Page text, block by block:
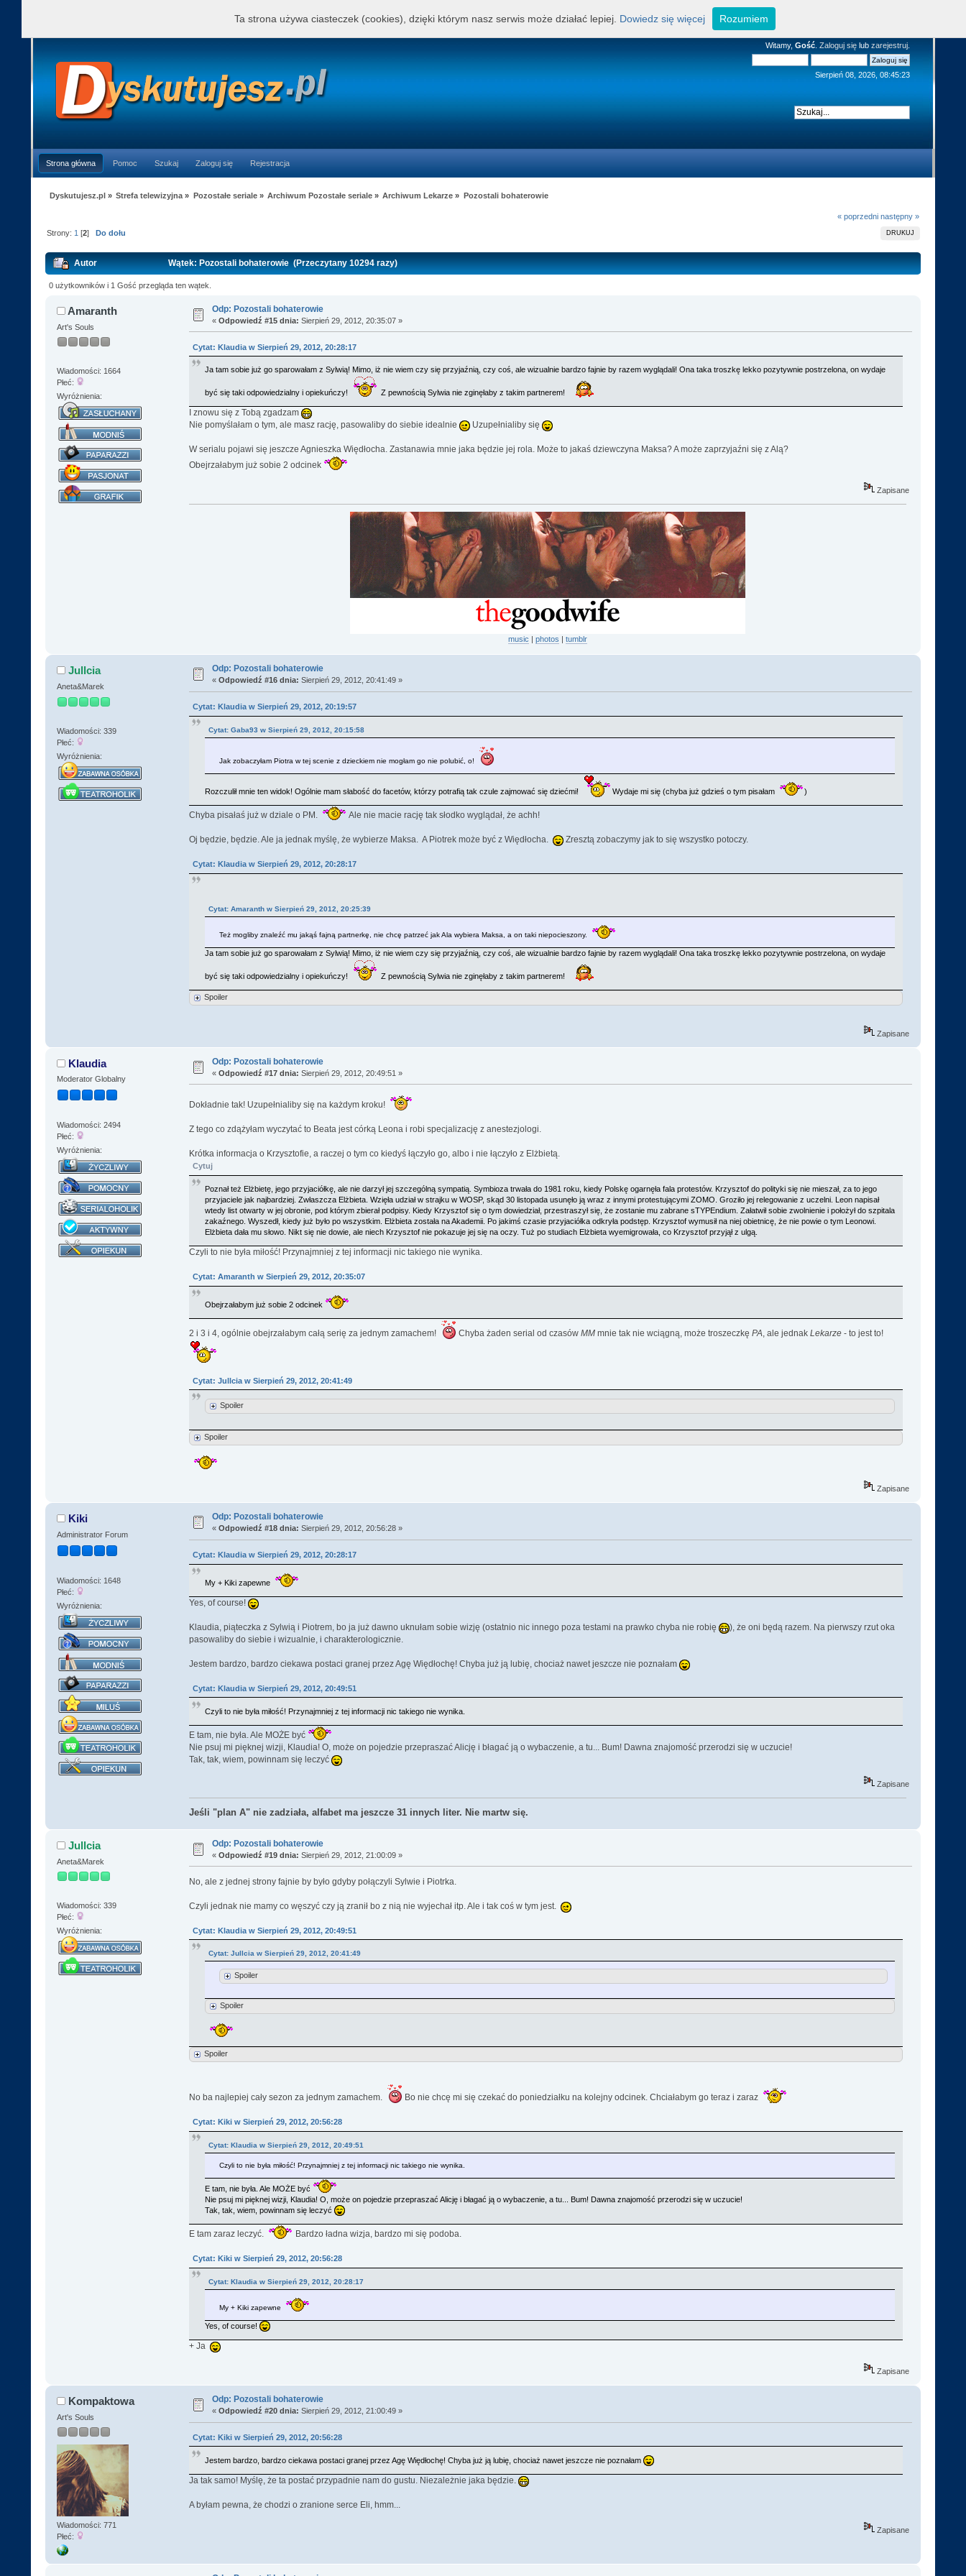
Witamy,Gość .Zaloguj się lubzarejestruj
Sierpień 08, 2026, 08:45:23
Strona główna Pomoc Szukaj Zaloguj się Rejestracja
Dyskutujesz.pl » Strefa telewizyjna » Pozostałe seriale» Archiwum Pozostałe seriale » Archiwum Lekarze » Pozostali bohaterowie
« poprzedni następny »
DRUKUJ
Strony: 1 [2]Do dołu
Autor Wątek: Pozostali bohaterowie (Przeczytany 10294 razy)
0 użytkowników i 1 Gość przegląda ten wątek.
Amaranth
Art's Souls
Wiadomości: 1664
Płeć:
Wyróżnienia:
Odp: Pozostali bohaterowie
« Odpowiedź #15 dnia: Sierpień 29, 2012, 20:35:07 »
Cytat: Klaudia w Sierpień 29, 2012, 20:28:17
Ja tam sobie już go sparowałam z Sylwią! Mimo, iż nie wiem czy się przyjaźnią, czy coś, ale wizualnie bardzo fajnie by razem wyglądali! Ona taka troszkę lekko pozytywnie postrzelona, on wydaje
być się taki odpowiedzialny i opiekuńczy! Z pewnością Sylwia nie zginęłaby z takim partnerem!
I znowu się z Tobą zgadzam
Nie pomyślałam o tym, ale masz rację, pasowaliby do siebie idealnie
Uzupełnialiby się
W serialu pojawi się jeszcze Agnieszka Więdłocha. Zastanawia mnie jaka będzie jej rola. Może to jakaś dziewczyna Maksa? A może zaprzyjaźni się z Alą?
Obejrzałabym już sobie 2 odcinek
Zapisane
music photos tumblr
Jullcia
Aneta&Marek
Wiadomości: 339
Płeć:
Wyróżnienia:
Odp: Pozostali bohaterowie
« Odpowiedź #16 dnia: Sierpień 29, 2012, 20:41:49 »
Cytat: Klaudia w Sierpień 29, 2012, 20:19:57
Cytat: Gaba93 w Sierpień 29, 2012, 20:15:58
Jak zobaczyłam Piotra w tej scenie z dzieckiem nie mogłam go nie polubić, o!
Rozczulił mnie ten widok! Ogólnie mam słabość do facetów, którzy potrafią tak czule zajmować się dziećmi! Wydaje mi się (chyba już gdzieś o tym pisałam )
Chyba pisałaś już w dziale o PM. Ale nie macie rację tak słodko wyglądał, że achh!
Oj będzie, będzie. Ale ja jednak myślę, że wybierze Maksa. A Piotrek może być z Więdłocha. Zresztą zobaczymy jak to się wszystko potoczy.
Cytat: Klaudia w Sierpień 29, 2012, 20:28:17
Cytat: Amaranth w Sierpień 29, 2012, 20:25:39
Też mogliby znaleźć mu jakąś fajną partnerkę, nie chcę patrzeć jak Ala wybiera Maksa, a on taki niepocieszony.
Ja tam sobie już go sparowałam z Sylwią! Mimo, iż nie wiem czy się przyjaźnią, czy coś, ale wizualnie bardzo fajnie by razem wyglądali! Ona taka troszkę lekko pozytywnie postrzelona, on wydaje
być się taki odpowiedzialny i opiekuńczy! Z pewnością Sylwia nie zginęłaby z takim partnerem!
Spoiler
Zapisane
Klaudia
Moderator Globalny
Wiadomości: 2494
Płeć:
Wyróżnienia:
Odp: Pozostali bohaterowie
« Odpowiedź #17 dnia: Sierpień 29, 2012, 20:49:51 »
Dokładnie tak! Uzupełnialiby się na każdym kroku!
Z tego co zdążyłam wyczytać to Beata jest córką Leona i robi specjalizację z anestezjologi.
Krótka informacja o Krzysztofie, a raczej o tym co kiedyś łączyło go, albo i nie łączyło z Elżbietą.
Cytuj
Poznał też Elżbietę, jego przyjaciółkę, ale nie darzył jej szczególną sympatią. Symbioza trwała do 1981 roku, kiedy Polskę ogarnęła fala protestów. Krzysztof do polityki się nie mieszał, za to jego
przyjaciele jak najbardziej. Zwłaszcza Elżbieta. Wzięła udział w strajku w WOSP, skąd 30 listopada usunęło ją wraz z innymi protestującymi ZOMO. Groziło jej relegowanie z uczelni. Leon napisał
wtedy list otwarty w jej obronie, pod którym zbierał podpisy. Kiedy Krzysztof się o tym dowiedział, przestraszył się, że zostanie mu zabrane sTYPEndium. Załatwił sobie zwolnienie i położył do szpitala
zakaźnego. Wyszedł, kiedy już było po wszystkim. Elżbieta została na Akademii. Po jakimś czasie przyjaciółka odkryła podstęp. Krzysztof wymusił na niej obietnicę, że nie powie o tym Leonowi.
Elżbieta dała mu słowo. Nikt się nie dowie, ale niech Krzysztof nie pokazuje jej się na oczy. Tuż po studiach Elżbieta wyemigrowała, co Krzysztof przyjął z ulgą.
Czyli to nie była miłość! Przynajmniej z tej informacji nic takiego nie wynika.
Cytat: Amaranth w Sierpień 29, 2012, 20:35:07
Obejrzałabym już sobie 2 odcinek
2 i 3 i 4, ogólnie obejrzałabym całą serię za jednym zamachem! Chyba żaden serial od czasów MMmnie tak nie wciągną, może troszeczkę PA, ale jednak Lekarze- to jest to!
Cytat: Jullcia w Sierpień 29, 2012, 20:41:49
Spoiler
Spoiler
Zapisane
Kiki
Administrator Forum
Wiadomości: 1648
Płeć:
Wyróżnienia:
Odp: Pozostali bohaterowie
« Odpowiedź #18 dnia: Sierpień 29, 2012, 20:56:28 »
Cytat: Klaudia w Sierpień 29, 2012, 20:28:17
My + Kiki zapewne
Yes, of course!
Klaudia, piąteczka z Sylwią i Piotrem, bo ja już dawno uknułam sobie wizję (ostatnio nic innego poza testami na prawko chyba nie robię
), że oni będą razem. Na pierwszy rzut oka
pasowaliby do siebie i wizualnie, i charakterologicznie.
Jestem bardzo, bardzo ciekawa postaci granej przez Agę Więdłochę! Chyba już ją lubię, chociaż nawet jeszcze nie poznałam
Cytat: Klaudia w Sierpień 29, 2012, 20:49:51
Czyli to nie była miłość! Przynajmniej z tej informacji nic takiego nie wynika.
E tam, nie była. Ale MOŻE być
Nie psuj mi pięknej wizji, Klaudia! O, może on pojedzie przepraszać Alicję i błagać ją o wybaczenie, a tu... Bum! Dawna znajomość przerodzi się w uczucie!
Tak, tak, wiem, powinnam się leczyć
Zapisane
Jeśli "plan A" nie zadziała, alfabet ma jeszcze 31 innych liter. Nie martw się.
Jullcia
Aneta&Marek
Wiadomości: 339
Płeć:
Wyróżnienia:
Odp: Pozostali bohaterowie
« Odpowiedź #19 dnia: Sierpień 29, 2012, 21:00:09 »
No, ale z jednej strony fajnie by było gdyby połączyli Sylwie i Piotrka.
Czyli jednak nie mamy co węszyć czy ją zranił bo z nią nie wyjechał itp. Ale i tak coś w tym jest.
Cytat: Klaudia w Sierpień 29, 2012, 20:49:51
Cytat: Jullcia w Sierpień 29, 2012, 20:41:49
Spoiler
Spoiler
Spoiler
No ba najlepiej cały sezon za jednym zamachem. Bo nie chcę mi się czekać do poniedziałku na kolejny odcinek. Chciałabym go teraz i zaraz
Cytat: Kiki w Sierpień 29, 2012, 20:56:28
Cytat: Klaudia w Sierpień 29, 2012, 20:49:51
Czyli to nie była miłość! Przynajmniej z tej informacji nic takiego nie wynika.
E tam, nie była. Ale MOŻE być
Nie psuj mi pięknej wizji, Klaudia! O, może on pojedzie przepraszać Alicję i błagać ją o wybaczenie, a tu... Bum! Dawna znajomość przerodzi się w uczucie!
Tak, tak, wiem, powinnam się leczyć
E tam zaraz leczyć. Bardzo ładna wizja, bardzo mi się podoba.
Cytat: Kiki w Sierpień 29, 2012, 20:56:28
Cytat: Klaudia w Sierpień 29, 2012, 20:28:17
My + Kiki zapewne
Yes, of course!
+ Ja
Zapisane
Kompaktowa
Art's Souls
Wiadomości: 771
Płeć:
Odp: Pozostali bohaterowie
« Odpowiedź #20 dnia: Sierpień 29, 2012, 21:00:49 »
Cytat: Kiki w Sierpień 29, 2012, 20:56:28
Jestem bardzo, bardzo ciekawa postaci granej przez Agę Więdłochę! Chyba już ją lubię, chociaż nawet jeszcze nie poznałam
Ja tak samo! Myślę, że ta postać przypadnie nam do gustu. Niezależnie jaka będzie.
A byłam pewna, że chodzi o zranione serce Eli, hmm...
Zapisane
Ta strona używa ciasteczek (cookies), dzięki którym nasz serwis może działać lepiej. Dowiedz się więcej Rozumiem